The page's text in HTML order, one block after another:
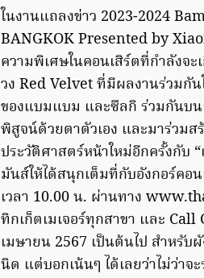
ในงานแถลงข่าว 2023-2024
BANGKOK Presented by
ความพิเศษในคอนเสิร์ตที่กำลังจ
วง Red Velvet ที่มีผลงานร่วมกั
ของแบมแบม และซึลกิ ร่วมกันบ
พิสูจน์ด้วยตาตัวเอง และมาร่วมส
ประวัติศาสตร์หน้าใหม่อีกครั้งกับ
มันส์ให้ได้สนุกเต็มที่กับอังกอร์คอ
เวลา 10.00 น. ผ่านทาง
ทิกเก็ตเมเจอร์ทุกสาขา และ
เมษายน 2567 เป็นต้นไป สำหรั
นิด แต่บอกเน้นๆ ได้เลยว่าไม่ว่าจ